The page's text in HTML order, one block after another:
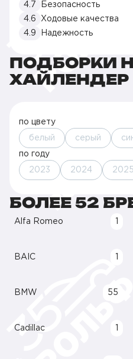
4.7
Безопасность
4.6
Ходовые качества
4.9
Надежность
ПОДБОРКИ
ХАЙЛЕНДЕР
по цвету
белый серый
по году
2023 2024 2025
БОЛЕЕ 52
Alfa Romeo
BAIC
BMW 55
Cadillac